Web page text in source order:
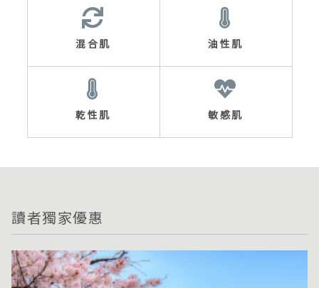
混合肌 油性肌
乾性肌 敏感肌
讀者獨家優惠